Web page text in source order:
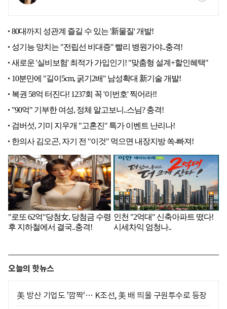
오늘의 핫뉴스
美 방산 기업도 '깜짝'… K조선, 美 배 띄울 구원투수로 등장